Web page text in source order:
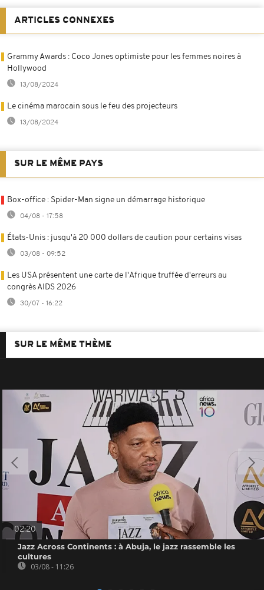
ARTICLES CONNEXES
Grammy Awards : Coco Jones optimiste pour les femmes noires à
Hollywood
13/08/2024
Le cinéma marocain sous le feu des projecteurs
13/08/2024
SUR LE MÊME PAYS
Box-office : Spider-Man signe un démarrage historique
04/08 - 17:58
États-Unis : jusqu'à 20 000 dollars de caution pour certains visas
03/08 - 09:52
Les USA présentent une carte de l'Afrique truffée d'erreurs au
congrès AIDS 2026
30/07 - 16:22
SUR LE MÊME THÈME
02:20
Jazz Across Continents : à Abuja, le jazz rassemble les
cultures
03/08 - 11:26